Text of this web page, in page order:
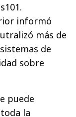
informó
más de
de
sobre
puede
la